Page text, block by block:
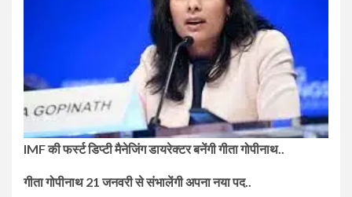
IMF की फर्स्ट डिप्टी मैनेजिंग डायरेक्टर बनेंगी गीता गोपीनाथ..
गीता गोपीनाथ 21 जनवरी से संभालेंगी अपना नया पद..